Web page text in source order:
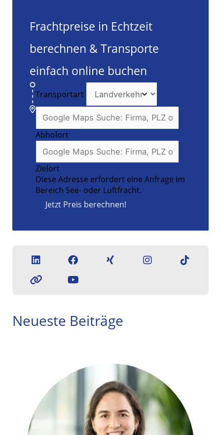
Frachtpreise in Echtzeit
berechnen & Transporte
einfach online buchen
Transportart
Abholort
Zielort
Diese Adresse erfordert eine Anfrage im
Bereich See- oder Luftfracht.
Jetzt Preis berechnen!
Neueste Beiträge